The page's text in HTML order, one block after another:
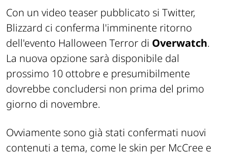
Con un video teaser pubblicato si Twitter,
Blizzard ci conferma l'imminente ritorno
dell'evento Halloween Terror di Overwatch.
La nuova opzione sarà disponibile dal
prossimo 10 ottobre e presumibilmente
dovrebbe concludersi non prima del primo
giorno di novembre.
Ovviamente sono già stati confermati nuovi
contenuti a tema, come le skin per McCree e